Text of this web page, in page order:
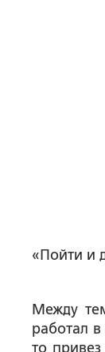
«Пойти и
Между
работал
то